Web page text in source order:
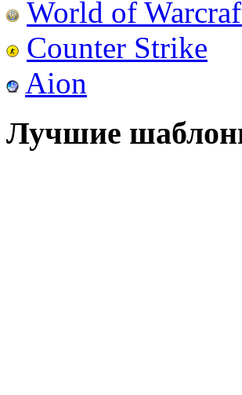
World of
Counter Strike
Aion
Лучшие